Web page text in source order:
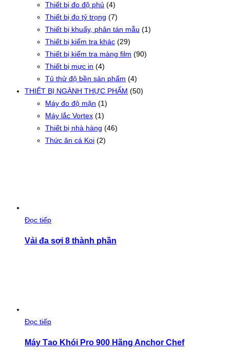
Thiết bị đo độ phủ (4)
Thiết bị đo tỷ trọng (7)
Thiết bị khuấy, phân tán mẫu (1)
Thiết bị kiểm tra khác (29)
Thiết bị kiểm tra màng film (90)
Thiết bị mực in (4)
Tủ thử độ bền sản phẩm (4)
THIẾT BỊ NGÀNH THỰC PHẨM (50)
Máy đo độ mặn (1)
Máy lắc Vortex (1)
Thiết bị nhà hàng (46)
Thức ăn cá Koi (2)
Đọc tiếp
Vải đa sợi 8 thành phần
Đọc tiếp
Máy Tạo Khói Pro 900 Hãng Anchor Chef